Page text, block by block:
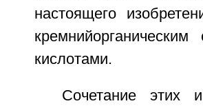
настоящего
кислотами.
Сочетание этих